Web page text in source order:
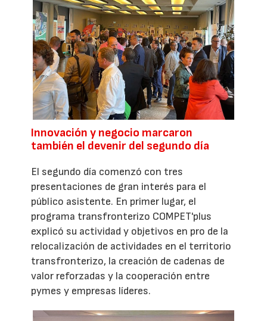
Innovación y negocio marcaron
también el devenir del segundo día
El segundo día comenzó con tres
presentaciones de gran interés para el
público asistente. En primer lugar, el
programa transfronterizo COMPET'plus
explicó su actividad y objetivos en pro de la
relocalización de actividades en el territorio
transfronterizo, la creación de cadenas de
valor reforzadas y la cooperación entre
pymes y empresas líderes.